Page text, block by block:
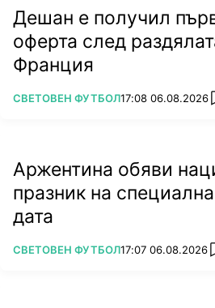
Дешан е получил
оферта след
Франция
ПОВЕЧЕ ОТ
СВЕТОВЕН ФУТБОЛ17:08 06.08.2026
Аржентина обяви
празник на
дата
ПОВЕЧЕ ОТ
СВЕТОВЕН ФУТБОЛ17:07 06.08.2026